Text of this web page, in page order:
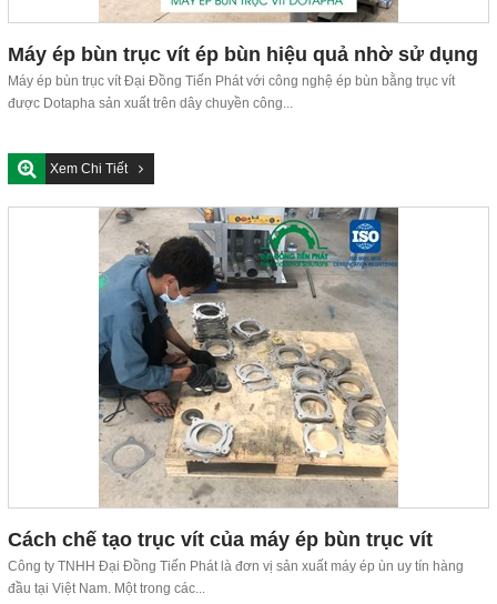
Máy ép bùn trục vít ép bùn hiệu quả nhờ sử dụng
nguyên lý ép trục vít
Máy ép bùn trục vít Đại Đồng Tiến Phát với công nghệ ép bùn bằng trục vít
được Dotapha sản xuất trên dây chuyền công...
Xem Chi Tiết
Cách chế tạo trục vít của máy ép bùn trục vít
Công ty TNHH Đại Đồng Tiến Phát là đơn vị sản xuất máy ép ùn uy tín hàng
đầu tại Việt Nam. Một trong các...